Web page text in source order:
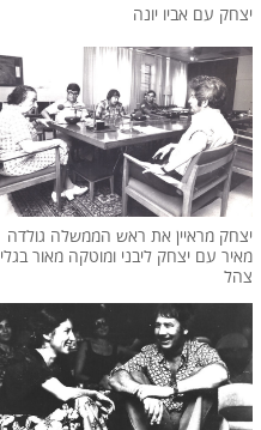
יצחק עם אביו יונה
יצחק מראיין את ראש הממשלה גולדה
מאיר עם יצחק ליבני ומוטקה מאור בגלי
צהל